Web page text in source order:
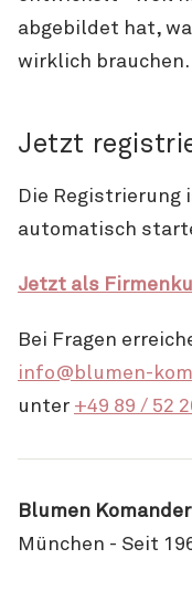
abgebildet hat,
wirklich brauchen.
Jetzt
Die Registrierung
automatisch
Jetzt als
Bei Fragen
info@blumen-
unter +49 89 / 52
Blumen Komander
München - Seit